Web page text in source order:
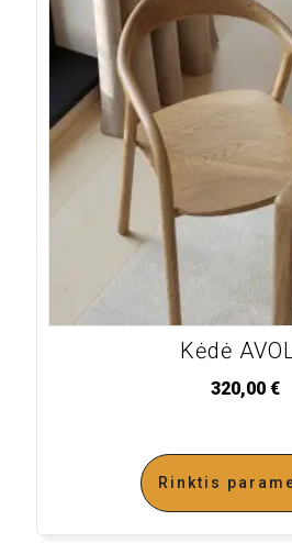
Kėdė
320,00€
Rinktis